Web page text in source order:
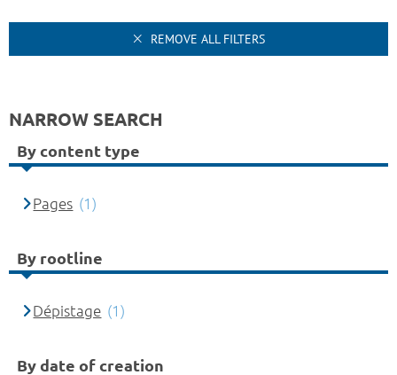
REMOVE ALL FILTERS
NARROW SEARCH
By content type
Pages (1)
By rootline
Dépistage (1)
By date of creation